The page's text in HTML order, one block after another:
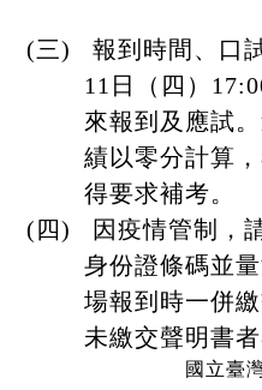
(三)報到時間、口
11日（四）
來報到及應試
績以零分計算
得要求補考。
(四) 因疫情管制，
身份證條碼並
場報到時一併
未繳交聲明書
國立臺